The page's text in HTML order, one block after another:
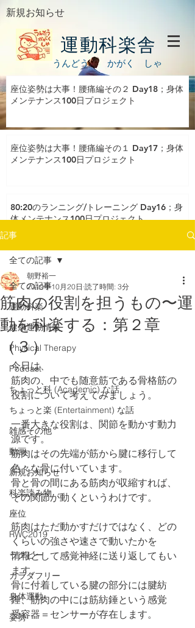
新規お知らせ
運動科楽舎
うんどう かがく しゃ
座位姿勢は大事！腰痛編その２ Day18；身体
メンテナンス100日プロジェクト
座位姿勢は大事！腰痛編その１ Day17；身体
メンテナンス100日プロジェクト
80:20のランニング/トレーニング Day16；身
体メンテナンス100日プロジェクト
記事
全ての記事
運動科楽
健康運動情報
Physical Therapy
Podcast
ちょっと科 (Academic) な話
ちょっと楽 (Entertainment) な話
雑感その他
動画
新規お知らせ
科楽読み物
座位
RWC2019
ラグビー
カラダフリー
身体運動
姿勢
全ての記事
筋肉の役割を担うもの〜運
動を科楽する：第２章
（３）
朝野裕一
2019年10月20日 読了時間: 3分
今日は、
筋肉の、中でも随意筋である骨格筋の
役割について考えてみましょう。
一番大きな役割は、関節を動かす動力
源です。
筋肉はその先端が筋から腱に移行して
色々な骨に付いています。
骨と骨の間にある筋肉が収縮すれば、
その関節が動くというわけです。
筋肉はただ動かすだけではなく、どの
くらいの強さや速さで動いたかを
情報として感覚神経に送り返してもい
ます。
骨に付着している腱の部分には腱紡
錘、筋肉の中には筋紡錘という感覚
受容器＝センサーが存在します。